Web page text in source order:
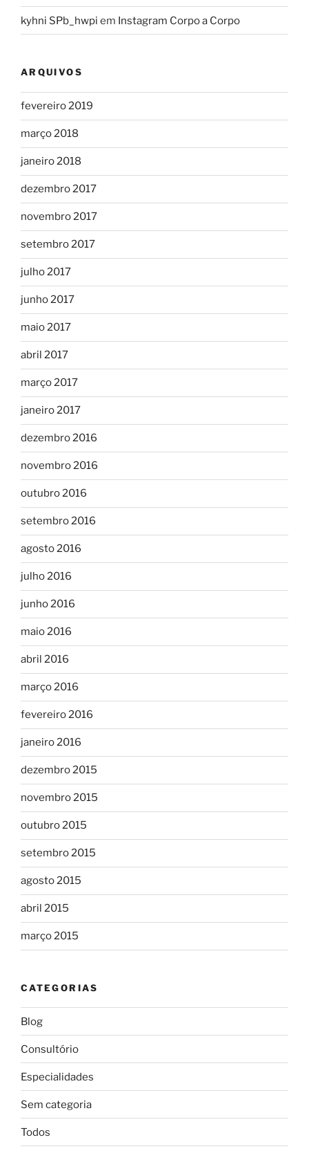
kyhni SPb_hwpi em Instagram Corpo a Corpo
ARQUIVOS
fevereiro 2019
março 2018
janeiro 2018
dezembro 2017
novembro 2017
setembro 2017
julho 2017
junho 2017
maio 2017
abril 2017
março 2017
janeiro 2017
dezembro 2016
novembro 2016
outubro 2016
setembro 2016
agosto 2016
julho 2016
junho 2016
maio 2016
abril 2016
março 2016
fevereiro 2016
janeiro 2016
dezembro 2015
novembro 2015
outubro 2015
setembro 2015
agosto 2015
abril 2015
março 2015
CATEGORIAS
Blog
Consultório
Especialidades
Sem categoria
Todos